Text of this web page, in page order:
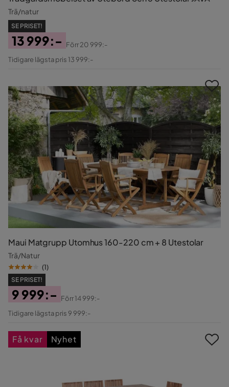
Trä/natur
SE PRISET!
Pris
13 999:-
Original
Förr20 999:-
Tidigare lägsta pris 13 999:-
Maui Matgrupp Utomhus 160-220 cm + 8 Utestolar
Trä/Natur
(1)
SE PRISET!
Pris
9 999:-
Original
Förr14 999:-
Tidigare lägsta pris 9 999:-
Få kvar Nyhet